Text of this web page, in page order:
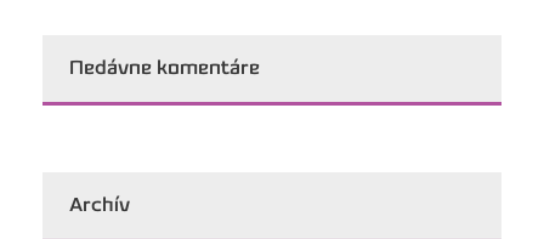
Nedávne komentáre
Archív